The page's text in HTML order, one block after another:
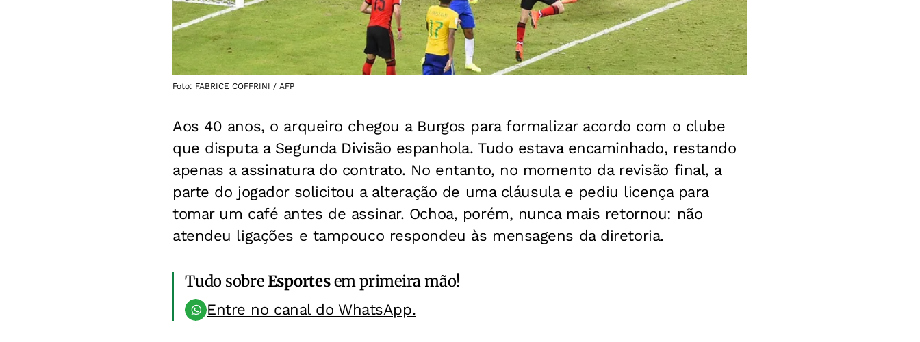
Foto: FABRICE COFFRINI / AFP
Aos 40 anos, o arqueiro chegou a Burgos para formalizar acordo com o clube
que disputa a Segunda Divisão espanhola. Tudo estava encaminhado, restando
apenas a assinatura do contrato. No entanto, no momento da revisão final, a
parte do jogador solicitou a alteração de uma cláusula e pediu licença para
tomar um café antes de assinar. Ochoa, porém, nunca mais retornou: não
atendeu ligações e tampouco respondeu às mensagens da diretoria.
Tudo sobreEsportesem primeira mão!
Entre no canal do WhatsApp.